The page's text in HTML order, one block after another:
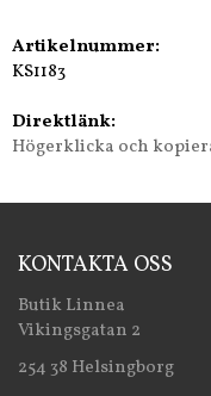
Artikelnummer:
KS1183
Direktlänk:
Högerklicka och
KONTAKTA OSS
Butik Linnea
Vikingsgatan 2
254 38 Helsingborg